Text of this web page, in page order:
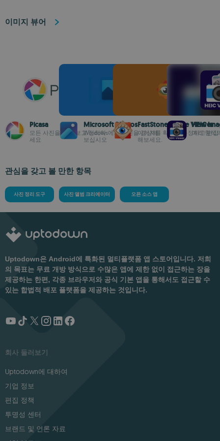
이미지 뷰어
Picasa
모든 사진을 쉽게 보고 정리하
세요
Microsoft Photos
Windows에서 사진을 감상해
보십시오
FastStone Image Viewer
이미지를 확인해 수정하고 편집
해보세요.
HEIC
여러 형식
관심을 갖고 볼 만한 항목
사진 정리 도구 사진 앨범 크리에이터 오픈 소스 앱
Uptodown은 Android에 특화된 멀티플랫폼 앱 스토어입니다. 저희
의 목표는 무료 개방 방식으로 수많은 앱에 제한 없이 접근하는 장을
제공하는 한편, 각종 브라우저와 공식 기본 앱을 통해서도 접근할 수
있는 합법적 배포 플랫폼을 제공하는 것입니다.
회사 둘러보기
Uptodown에 대하여
기업 정보
편집 정책
투명성 센터
브랜드 및 언론 자료